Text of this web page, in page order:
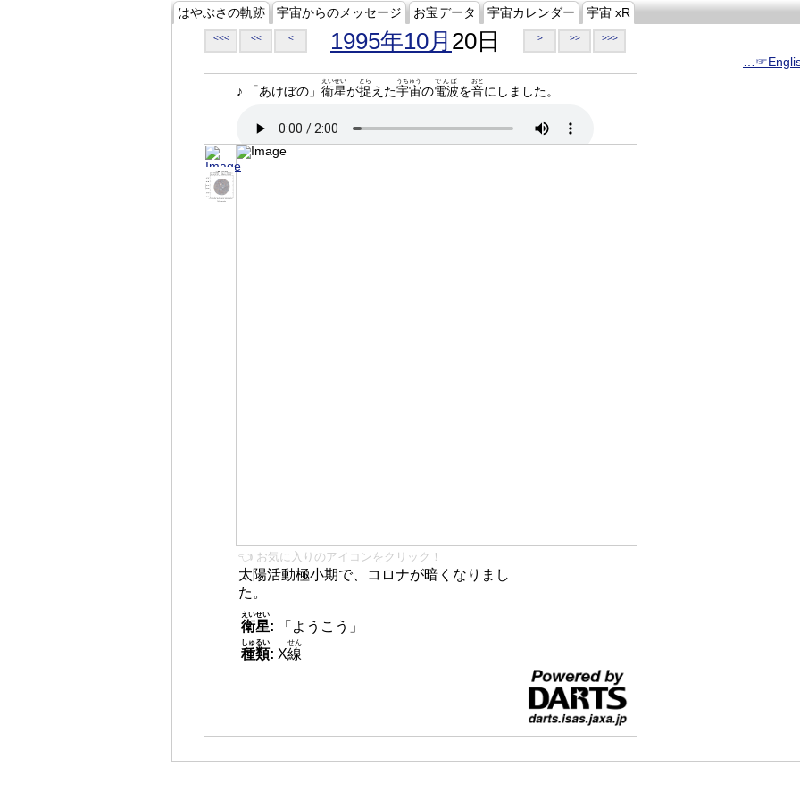
はやぶさの軌跡 宇宙からのメッセージ お宝データ 宇宙カレンダー 宇宙 xR
<<< << < 1995年10月 20日 > >> >>>
♪ 「あけぼの」 衛星
えいせい
が捉
とら
えた宇宙
うちゅう
の電波
でんぱ
を音
おと
にしました。
👈 お気に入りのアイコンをクリック！
太陽活動極小期で、コロナが暗くなりまし
た。
衛星
えいせい
:
「ようこう」
種類
しゅるい
: X線
せん